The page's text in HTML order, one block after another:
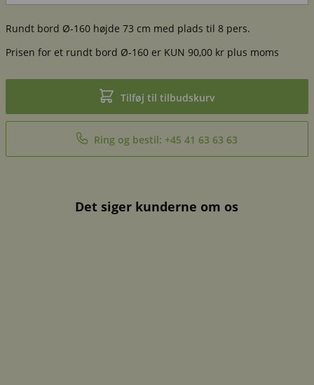
Rundt bord Ø-160 højde 73 cm med plads til 8 pers.
Prisen for et rundt bord Ø-160 er KUN 90,00 kr plus moms
Tilføj til tilbudskurv
Ring og bestil: +45 41 63 63 63
Det siger kunderne om os